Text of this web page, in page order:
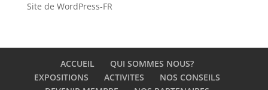
Site de WordPress-FR
ACCUEIL
QUI SOMMES NOUS?
EXPOSITIONS
ACTIVITES
NOS CONSEILS